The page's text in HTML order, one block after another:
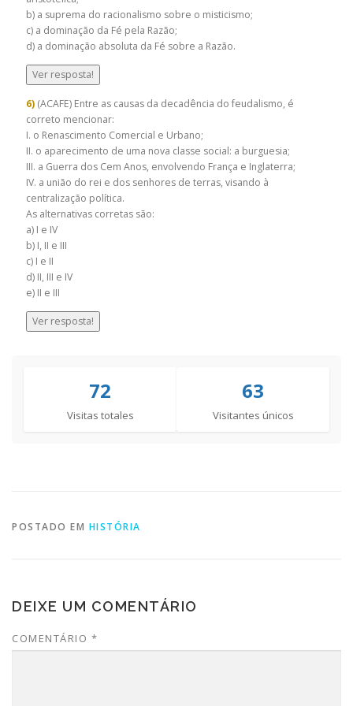
b) a suprema do racionalismo sobre o misticismo;
c) a dominação da Fé pela Razão;
d) a dominação absoluta da Fé sobre a Razão.
Ver resposta!
6) (ACAFE) Entre as causas da decadência do feudalismo, é
correto mencionar:
I. o Renascimento Comercial e Urbano;
II. o aparecimento de uma nova classe social: a burguesia;
III. a Guerra dos Cem Anos, envolvendo França e Inglaterra;
IV. a união do rei e dos senhores de terras, visando à
centralização política.
As alternativas corretas são:
a) I e IV
b) I, II e III
c) I e II
d) II, III e IV
e) II e III
Ver resposta!
72
Visitas totales
63
Visitantes únicos
POSTADO EM HISTÓRIA
DEIXE UM COMENTÁRIO
COMENTÁRIO *